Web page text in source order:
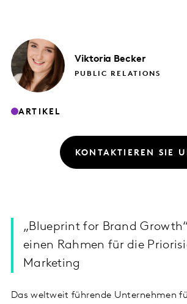
Viktoria Becker
PUBLIC RELATIONS
ARTIKEL
KONTAKTIEREN SIE
„Blueprint for Brand
einen Rahmen für die
Marketing
Das weltweit führende Unternehmen